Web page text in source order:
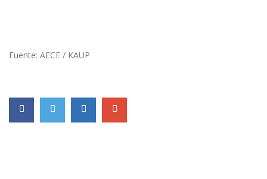
Fuente: AECE / KAUP